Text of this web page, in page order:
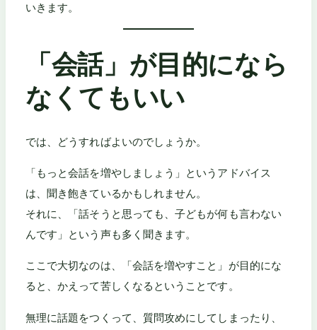
いきます。
「会話」が目的になら
なくてもいい
では、どうすればよいのでしょうか。
「もっと会話を増やしましょう」というアドバイス
は、聞き飽きているかもしれません。
それに、「話そうと思っても、子どもが何も言わない
んです」という声も多く聞きます。
ここで大切なのは、「会話を増やすこと」が目的にな
ると、かえって苦しくなるということです。
無理に話題をつくって、質問攻めにしてしまったり、